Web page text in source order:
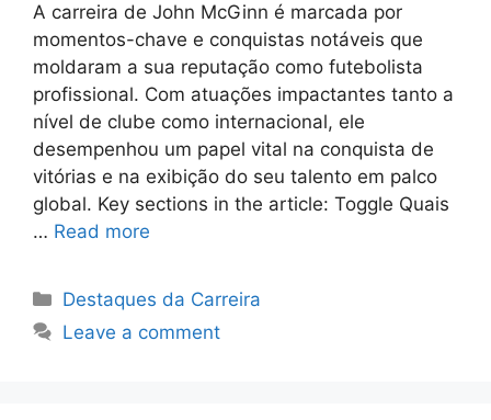
A carreira de John McGinn é marcada por
momentos-chave e conquistas notáveis que
moldaram a sua reputação como futebolista
profissional. Com atuações impactantes tanto a
nível de clube como internacional, ele
desempenhou um papel vital na conquista de
vitórias e na exibição do seu talento em palco
global. Key sections in the article: Toggle Quais
… Read more
Categories
Destaques da Carreira
Leave a comment